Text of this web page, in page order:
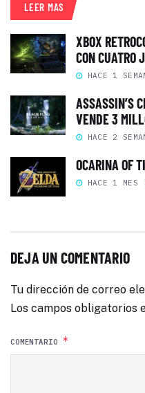
LEER MAS
XBOX
CON CUATRO
HACE 1
ASSASSIN’S
VENDE 3
HACE 2
OCARINA OF
HACE 1 MES
DEJA UN COMENTARIO
Tu dirección de correo
Los campos obligatorios
COMENTARIO *